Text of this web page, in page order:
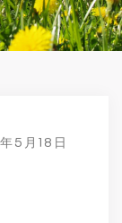
5月18日